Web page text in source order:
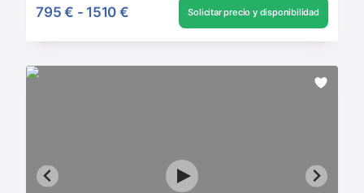
795 € - 1510 € Solicitar precio y disponibilidad